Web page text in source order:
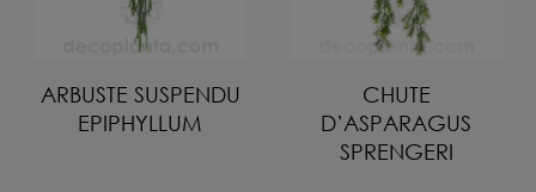
ARBUSTE SUSPENDU
EPIPHYLLUM
CHUTE
D’ASPARAGUS
SPRENGERI